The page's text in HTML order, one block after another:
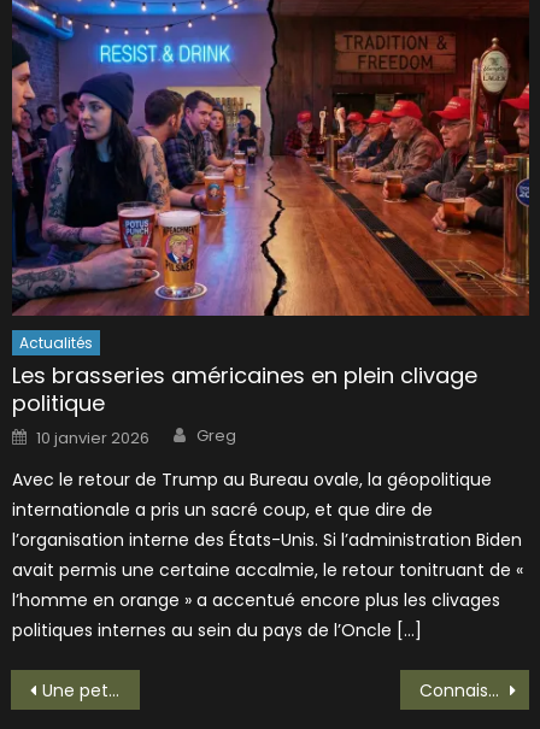
Actualités
Les brasseries américaines en plein clivage
politique
Posted
on
10 janvier 2026 Author
Greg
Avec le retour de Trump au Bureau ovale, la géopolitique
internationale a pris un sacré coup, et que dire de
l’organisation interne des États-Unis. Si l’administration Biden
avait permis une certaine accalmie, le retour tonitruant de «
l’homme en orange » a accentué encore plus les clivages
politiques internes au sein du pays de l’Oncle […]
Navigation
Une petite Pina Colada? C’est Minotte qui régale! Connaissez-vous Pophin? Découvrons son IPA!